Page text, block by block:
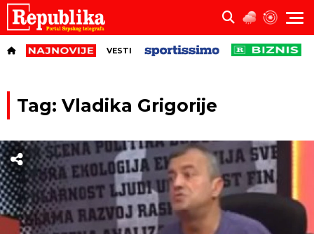
VESTI
Tag: Vladika Grigorije